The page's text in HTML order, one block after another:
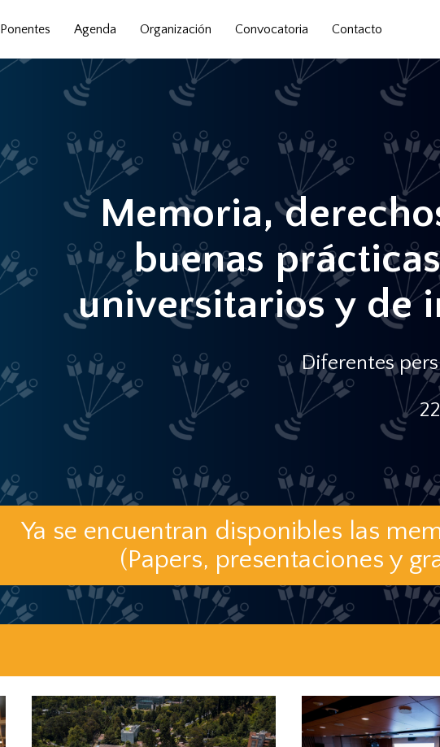
Ponentes Agenda Organización Convocatoria Contacto
Memoria,
buenas
universitarios y de
Diferentes
Ya se encuentran disponibles las
(Papers, presentaciones y